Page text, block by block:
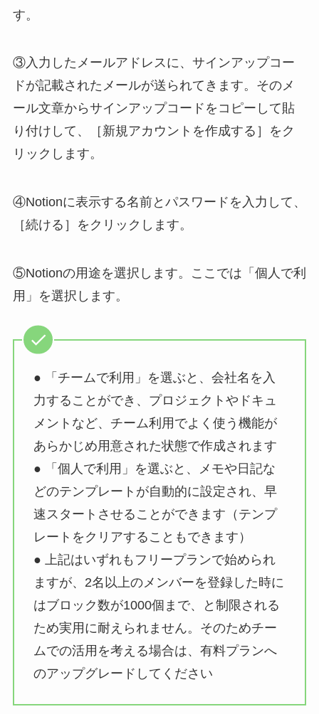
す。
③入力したメールアドレスに、サインアップコー
ドが記載されたメールが送られてきます。そのメ
ール文章からサインアップコードをコピーして貼
り付けして、［新規アカウントを作成する］をク
リックします。
④Notionに表示する名前とパスワードを入力して、
［続ける］をクリックします。
⑤Notionの用途を選択します。ここでは「個人で利
用」を選択します。
● 「チームで利用」を選ぶと、会社名を入
力することができ、プロジェクトやドキュ
メントなど、チーム利用でよく使う機能が
あらかじめ用意された状態で作成されます
● 「個人で利用」を選ぶと、メモや日記な
どのテンプレートが自動的に設定され、早
速スタートさせることができます（テンプ
レートをクリアすることもできます）
● 上記はいずれもフリープランで始められ
ますが、2名以上のメンバーを登録した時に
はブロック数が1000個まで、と制限される
ため実用に耐えられません。そのためチー
ムでの活用を考える場合は、有料プランへ
のアップグレードしてください